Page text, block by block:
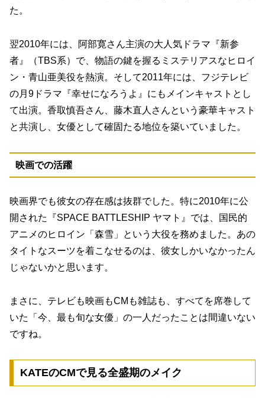
た。
翌2010年には、阿部寛さん主演の大人気ドラマ『新参
者』（TBS系）で、物語の鍵を握るミステリアスなヒロイ
ン・青山亜美役を熱演。そして2011年には、フジテレビ
の月9ドラマ『幸せになろうよ』にもメインキャストとし
て出演。香取慎吾さん、藤木直人さんという豪華キャスト
と共演し、女優として確固たる地位を築いていました。
映画での活躍
映画界でも彼女の存在感は抜群でした。特に2010年に公
開された『SPACE BATTLESHIP ヤマト』では、国民的
アニメのヒロイン「森雪」という大役を務めました。あの
タイトなスーツを着こなせるのは、彼女しかいなかったん
じゃないかと思います。
まさに、 テレビも映画もCMも雑誌も、すべてを席巻して
いた「今、最も旬な女優」の一人 だったことは間違いない
ですね。
KATEのCMで見る全盛期のメイク